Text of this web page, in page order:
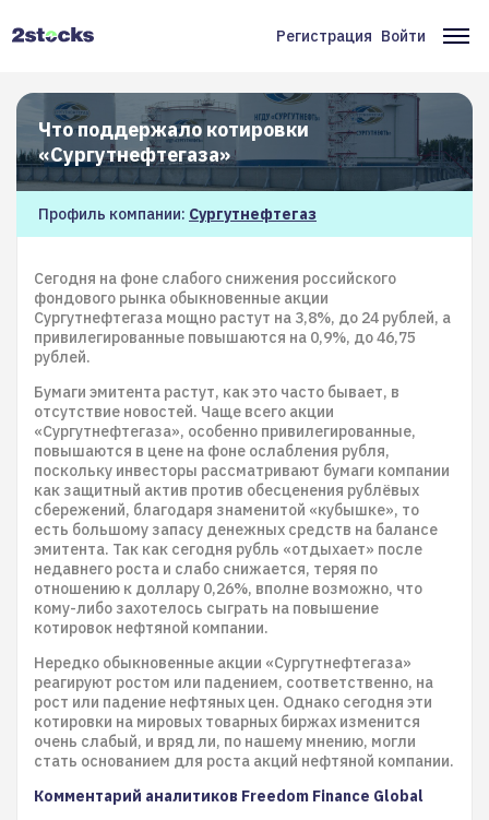
Меню
учётной
записи
пользователя
Регистрация Войти
Что поддержало котировки
«Сургутнефтегаза»
Профиль компании: Сургутнефтегаз
Сегодня на фоне слабого снижения российского
фондового рынка обыкновенные акции
Сургутнефтегаза мощно растут на 3,8%, до 24 рублей, а
привилегированные повышаются на 0,9%, до 46,75
рублей.
Бумаги эмитента растут, как это часто бывает, в
отсутствие новостей. Чаще всего акции
«Сургутнефтегаза», особенно привилегированные,
повышаются в цене на фоне ослабления рубля,
поскольку инвесторы рассматривают бумаги компании
как защитный актив против обесценения рублёвых
сбережений, благодаря знаменитой «кубышке», то
есть большому запасу денежных средств на балансе
эмитента. Так как сегодня рубль «отдыхает» после
недавнего роста и слабо снижается, теряя по
отношению к доллару 0,26%, вполне возможно, что
кому-либо захотелось сыграть на повышение
котировок нефтяной компании.
Нередко обыкновенные акции «Сургутнефтегаза»
реагируют ростом или падением, соответственно, на
рост или падение нефтяных цен. Однако сегодня эти
котировки на мировых товарных биржах изменится
очень слабый, и вряд ли, по нашему мнению, могли
стать основанием для роста акций нефтяной компании.
Комментарий аналитиков Freedom Finance Global